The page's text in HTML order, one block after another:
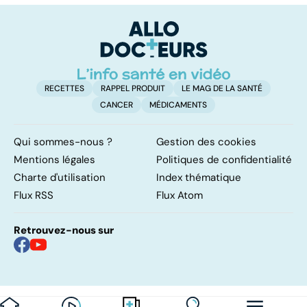
RECETTES RAPPEL PRODUIT
LE MAG DE LA SANTÉ
CANCER
MÉDICAMENTS
Qui sommes-nous ?
Gestion des cookies
Mentions légales
Politiques de confidentialité
Charte d'utilisation
Index thématique
Flux RSS
Flux Atom
Retrouvez-nous sur